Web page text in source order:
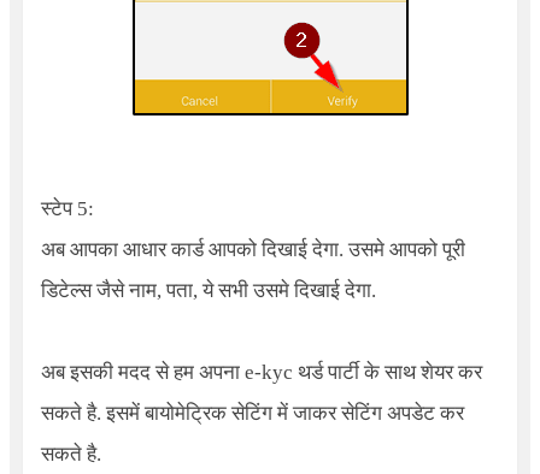
स्टेप 5:
अब आपका आधार कार्ड आपको दिखाई देगा. उसमे आपको पूरी
डिटेल्स जैसे नाम, पता, ये सभी उसमे दिखाई देगा.
अब इसकी मदद से हम अपना e-kyc थर्ड पार्टी के साथ शेयर कर
सकते है. इसमें बायोमेट्रिक सेटिंग में जाकर सेटिंग अपडेट कर
सकते है.